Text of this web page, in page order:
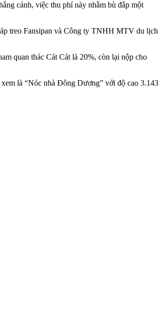
cảnh, việc thu phí này nhằm bù đắp một
treo Fansipan và Công ty TNHH MTV du lịch
quan thác Cát Cát là 20%, còn lại nộp cho
là “Nóc nhà Đông Dương” với độ cao 3.143